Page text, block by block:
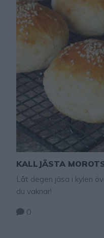
KALLJÄSTA
Låt degen jäsa i kylen
du vaknar!
0